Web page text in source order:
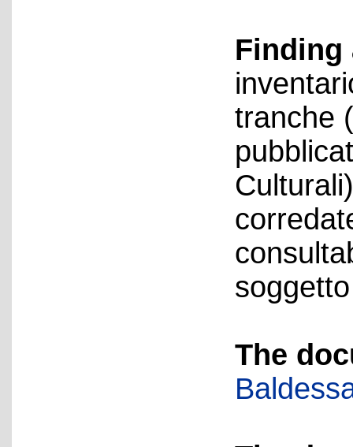
Finding
tranche
The